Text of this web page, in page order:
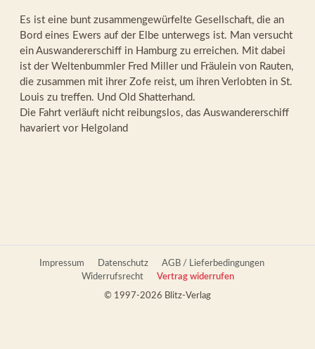
Es ist eine bunt zusammengewürfelte Gesellschaft, die an
Bord eines Ewers auf der Elbe unterwegs ist. Man versucht
ein Auswandererschiff in Hamburg zu erreichen. Mit dabei
ist der Weltenbummler Fred Miller und Fräulein von Rauten,
die zusammen mit ihrer Zofe reist, um ihren Verlobten in St.
Louis zu treffen. Und Old Shatterhand.
Die Fahrt verläuft nicht reibungslos, das Auswandererschiff
havariert vor Helgoland
Impressum Datenschutz
AGB / Lieferbedingungen
Widerrufsrecht
Vertrag widerrufen
© 1997-2026 Blitz-Verlag